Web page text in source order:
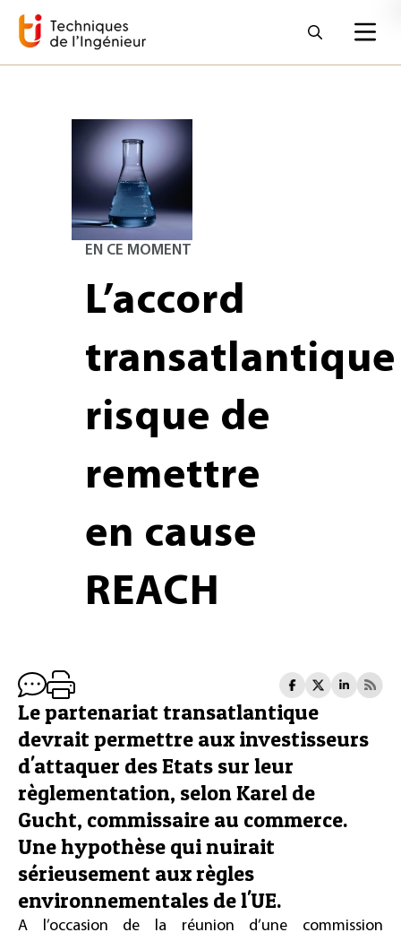
EN CE MOMENT
L’accord
transatlantique
risque de
remettre
en cause
REACH
Le partenariat transatlantique
devrait permettre aux investisseurs
d'attaquer des Etats sur leur
règlementation, selon Karel de
Gucht, commissaire au commerce.
Une hypothèse qui nuirait
sérieusement aux règles
environnementales de l'UE.
A l’occasion de la réunion d’une commission